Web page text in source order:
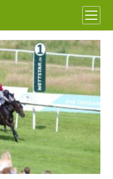
Menü
öffnen